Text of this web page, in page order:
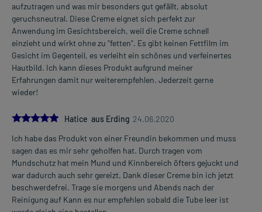
aufzutragen und was mir besonders gut gefällt, absolut
geruchsneutral. Diese Creme eignet sich perfekt zur
Anwendung im Gesichtsbereich, weil die Creme schnell
einzieht und wirkt ohne zu "fetten". Es gibt keinen Fettfilm im
Gesicht im Gegenteil, es verleiht ein schönes und verfeinertes
Hautbild. Ich kann dieses Produkt aufgrund meiner
Erfahrungen damit nur weiterempfehlen. Jederzeit gerne
wieder!
5.0
Hatice aus Erding 24.06.2020
Ich habe das Produkt von einer Freundin bekommen und muss
sagen das es mir sehr geholfen hat. Durch tragen vom
Mundschutz hat mein Mund und Kinnbereich öfters gejuckt und
war dadurch auch sehr gereizt. Dank dieser Creme bin ich jetzt
beschwerdefrei. Trage sie morgens und Abends nach der
Reinigung auf Kann es nur empfehlen sobald die Tube leer ist